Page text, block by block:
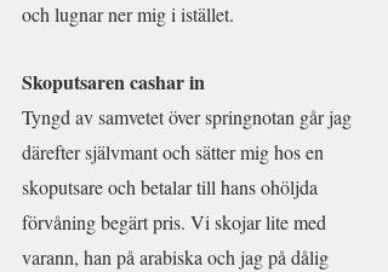
och lugnar ner mig i istället.
Skoputsaren cashar in
Tyngd av samvetet över springnotan går jag
därefter självmant och sätter mig hos en
skoputsare och betalar till hans ohöljda
förvåning begärt pris. Vi skojar lite med
varann, han på arabiska och jag på dålig